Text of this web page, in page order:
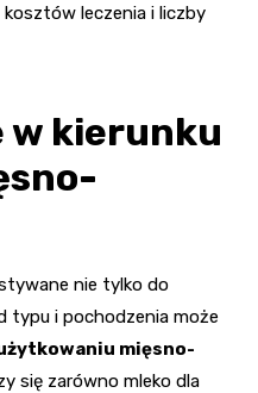
leczenia i liczby
w kierunku
nie tylko do
typu i pochodzenia może
mięsno-
się zarówno mleko dla